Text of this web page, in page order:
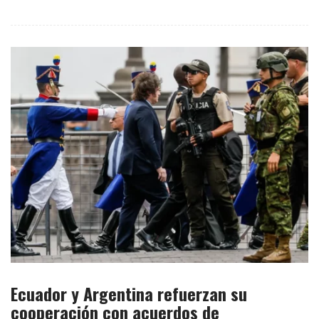
Ecuador y Argentina refuerzan su
cooperación con acuerdos de